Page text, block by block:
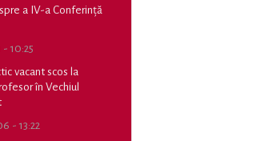
a IV-a Conferință
- 10:25
vacant scos la
în Vechiul
- 13:22